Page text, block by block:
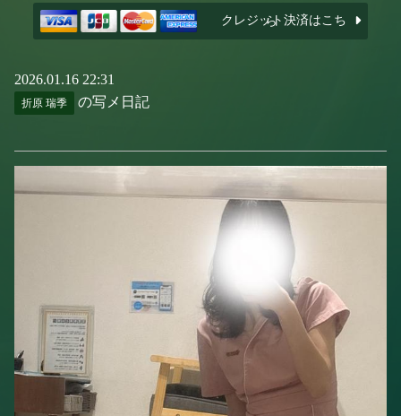
クレジット決済はこちら
2026.01.16 22:31
折原 瑞季 の写メ日記